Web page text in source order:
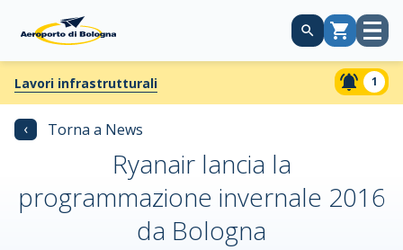
CarrelloApri
Lavori infrastrutturali 1
‹ Torna a News
Ryanair lancia la
programmazione invernale 2016
da Bologna